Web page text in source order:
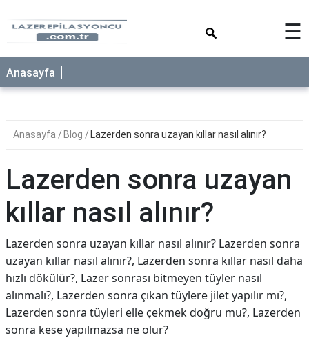
☰
Anasayfa
Anasayfa Blog Lazerden sonra uzayan kıllar nasıl alınır?
Lazerden sonra uzayan
kıllar nasıl alınır?
Lazerden sonra uzayan kıllar nasıl alınır? Lazerden sonra
uzayan kıllar nasıl alınır?, Lazerden sonra kıllar nasıl daha
hızlı dökülür?, Lazer sonrası bitmeyen tüyler nasıl
alınmalı?, Lazerden sonra çıkan tüylere jilet yapılır mı?,
Lazerden sonra tüyleri elle çekmek doğru mu?, Lazerden
sonra kese yapılmazsa ne olur?